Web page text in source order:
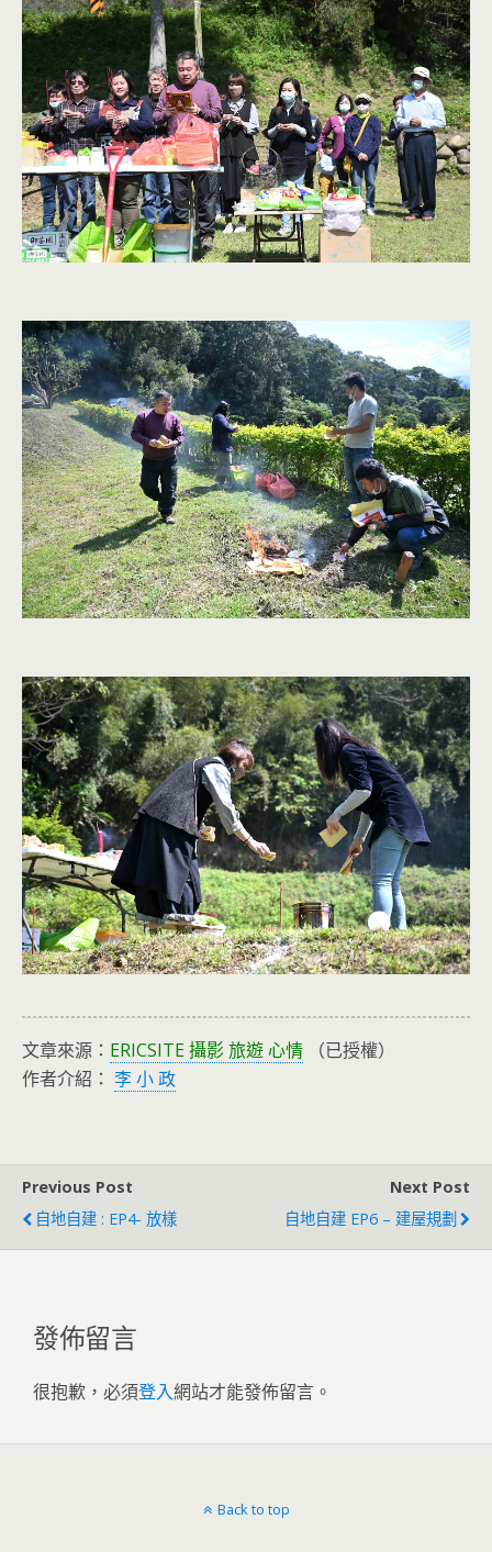
文章來源： ERICSITE 攝影 旅遊 心情 （已授權）
作者介紹： 李 小 政
Previous Post
自地自建 : EP4- 放樣
Next Post
自地自建 EP6 – 建屋規劃
發佈留言
很抱歉，必須登入網站才能發佈留言。
Back to top